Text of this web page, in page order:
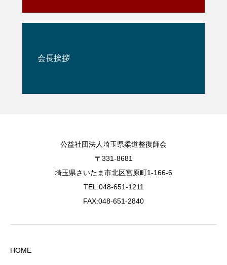
会長挨拶
公益社団法人埼玉県柔道整復師会
〒331-8681
埼玉県さいたま市北区宮原町1-166-6
TEL:048-651-1211
FAX:048-651-2840
HOME